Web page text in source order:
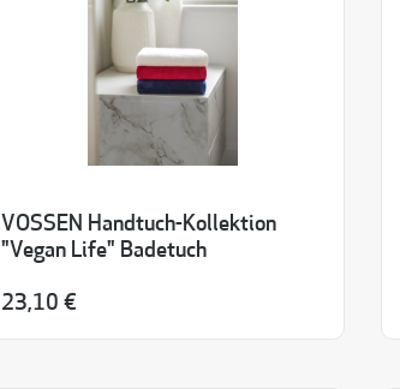
VOSSEN Handtuch-Kollektion
"Vegan Life" Badetuch
23,10 €